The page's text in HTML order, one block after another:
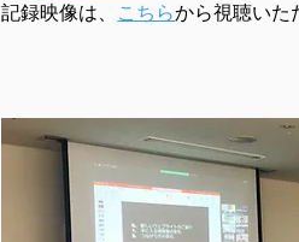
記録映像は、 こちらから視聴いた